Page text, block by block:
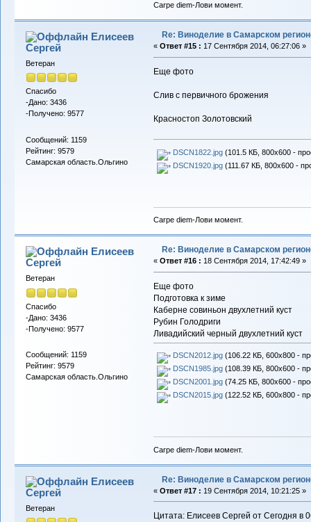
Carpe diem-Лови момент.
Елисеев
Сергей
Ветеран
Спасибо
-Дано: 3436
-Получено: 9577
Сообщений: 1159
Рейтинг: 9579
Самарская область.Ольгино
Re: Виноделие в Самарском
« Ответ #15 : 17 Сентября 2014, 06:27:06 »
Еще фото
Слив с первичного брожения
Красностоп Золотовский
DSCN1822.jpg(101.5 КБ, 800x600 -
DSCN1920.jpg(111.67 КБ, 800x600 -
Carpe diem-Лови момент.
Елисеев
Сергей
Ветеран
Спасибо
-Дано: 3436
-Получено: 9577
Сообщений: 1159
Рейтинг: 9579
Самарская область.Ольгино
Re: Виноделие в Самарском
« Ответ #16 : 18 Сентября 2014, 17:42:49 »
Еще фото
Подготовка к зиме
Каберне совиньон двухлетний куст
Рубин Голодриги
Ливадийский черный двухлетний куст
DSCN2012.jpg(106.22 КБ, 600x800 -
DSCN1985.jpg(108.39 КБ, 800x600 -
DSCN2001.jpg(74.25 КБ, 800x600 -
DSCN2015.jpg(122.52 КБ, 600x800 -
Carpe diem-Лови момент.
Елисеев
Сергей
Ветеран
Re: Виноделие в Самарском
« Ответ #17 : 19 Сентября 2014, 10:21:25 »
Цитата: Елисеев Сергей от Сегодня в